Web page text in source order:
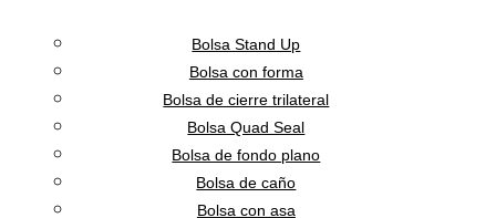
IDBolsa Stand Up
Bolsa con forma
Bolsa de cierre trilateral
Bolsa Quad Seal
Bolsa de fondo plano
Bolsa de caño
Bolsa con asa